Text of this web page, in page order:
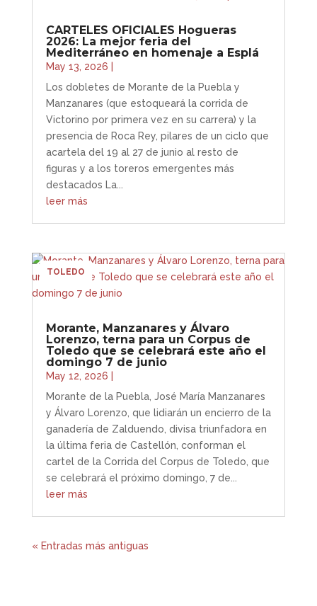
CARTELES OFICIALES Hogueras
2026: La mejor feria del
Mediterráneo en homenaje a Esplá
May 13, 2026
Los dobletes de Morante de la Puebla y
Manzanares (que estoqueará la corrida de
Victorino por primera vez en su carrera) y la
presencia de Roca Rey, pilares de un ciclo que
acartela del 19 al 27 de junio al resto de
figuras y a los toreros emergentes más
destacados La...
leer más
Morante, Manzanares y Álvaro
Lorenzo, terna para un Corpus de
Toledo que se celebrará este año el
domingo 7 de junio
May 12, 2026
TOLEDO
Morante de la Puebla, José María Manzanares
y Álvaro Lorenzo, que lidiarán un encierro de la
ganadería de Zalduendo, divisa triunfadora en
la última feria de Castellón, conforman el
cartel de la Corrida del Corpus de Toledo, que
se celebrará el próximo domingo, 7 de...
leer más
« Entradas más antiguas